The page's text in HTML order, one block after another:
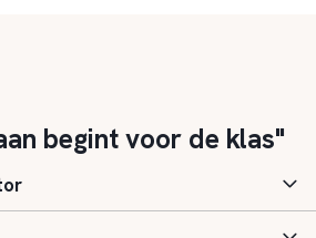
begint voor de klas"